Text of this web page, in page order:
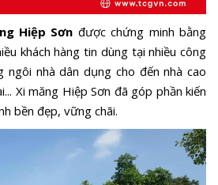
Hiệp Sơn được chứng minh bằng
khách hàng tin dùng tại nhiều công
nhà dân dụng cho đến nhà cao
Xi măng Hiệp Sơn đã góp phần kiến
bền đẹp, vững chãi.